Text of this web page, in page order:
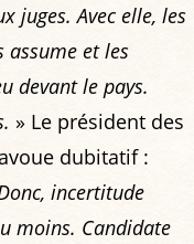
juges. Avec elle, les
assume et les
devant le pays.
» Le président des
dubitatif :
incertitude
moins. Candidate